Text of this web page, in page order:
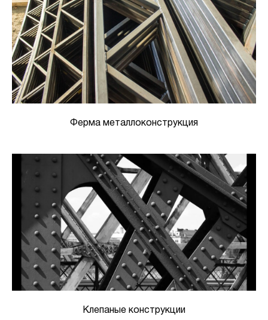
Ферма металлоконструкция
Клепаные конструкции